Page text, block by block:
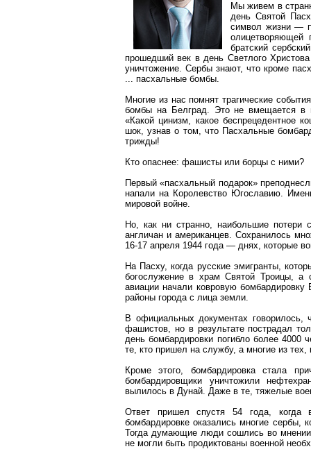
Мы живем в
день Святой
символ жизни —
олицетворяющей
братский
прошедший век в день Светлого
уничтожение. Сербы знают, что кроме
... пасхальные бомбы.
Многие из нас помнят трагические
бомбы на Белград. Это не вмещается в
«Какой цинизм, какое беспрецедентное
шок, узнав о том, что Пасхальные
трижды!
Кто опаснее: фашисты или борцы с ними?
Первый «пасхальный подарок»
напали на Королевство Югославию.
мировой войне.
Но, как ни странно, наибольшие
англичан и американцев. Сохранилось
16-17 апреля 1944 года — днях, которые
На Пасху, когда русские эмигранты,
богослужение в храм Святой Троицы, а
авиации начали ковровую
районы города с лица земли.
В официальных документах говорилось,
фашистов, но в результате пострадал
день бомбардировки погибло более 4000
те, кто пришел на службу, а многие из тех,
Кроме этого, бомбардировка стала
бомбардировщики уничтожили
вылилось в Дунай. Даже в те, тяжелые
Ответ пришел спустя 54 года, когда
бомбардировке оказались многие сербы,
Тогда думающие люди сошлись во
не могли быть продиктованы военной